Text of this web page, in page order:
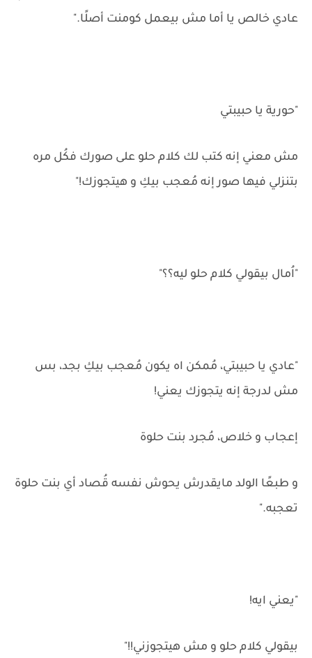
عادي خالص يا أما مش بيعمل كومنت أصلًا."
"حورية يا حبيبتي
مش معني إنه كتب لك كلام حلو على صورك فكُل مره
بتنزلي فيها صور إنه مُعجب بيكِ و هيتجوزك!"
"اُمال بيقولي كلام حلو ليه؟؟"
"عادي يا حبيبتي، مُمكن اه يكون مُعجب بيكِ بجد، بس
مش لدرجة إنه يتجوزك يعني!
إعجاب و خلاص، مُجرد بنت حلوة
و طبعًا الولد مايقدرش يحوش نفسه قُصاد أي بنت حلوة
تعجبه."
"يعني ايه!
بيقولي كلام حلو و مش هيتجوزني!!"